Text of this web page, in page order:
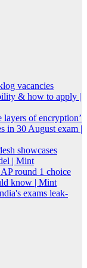
vacancies
& how to apply |
of encryption’
in 30 August exam |
showcases
| Mint
round 1 choice
know | Mint
exams leak-